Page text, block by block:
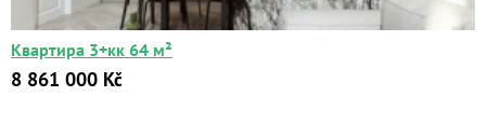
Квартира 3+кк 64 м²
8 861 000 Kč